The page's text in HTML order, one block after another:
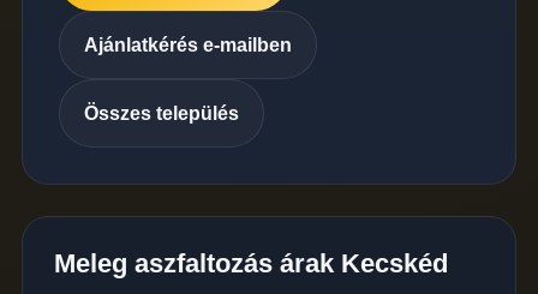
Ajánlatkérés e-mailben
Összes település
Meleg aszfaltozás árak Kecskéd